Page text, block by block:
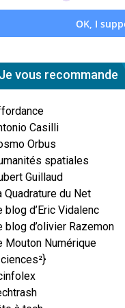
Je vous recommande
Casilli
Orbus
spatiales
Guillaud
Quadrature du Net
blog d’Eric Vidalenc
blog d’olivier Razemon
Mouton Numérique